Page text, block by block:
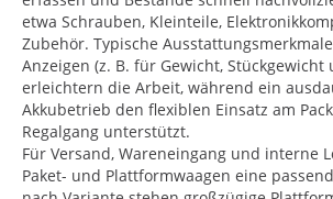
etwa Schrauben, Kleinteile,
Zubehör. Typische
Anzeigen (z. B. für Gewicht, Stückgewicht
erleichtern die Arbeit, während ein
Akkubetrieb den flexiblen Einsatz am
Regalgang unterstützt.
Für Versand, Wareneingang und interne
Paket- und Plattformwaagen eine